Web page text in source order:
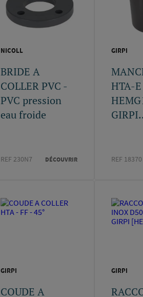
NICOLL
BRIDE A
COLLER PVC -
PVC pression
eau froide
REF 230N7 DÉCOUVRIR
GIRPI
HTA-
REF 18370
GIRPI
COUDE A
GIRPI